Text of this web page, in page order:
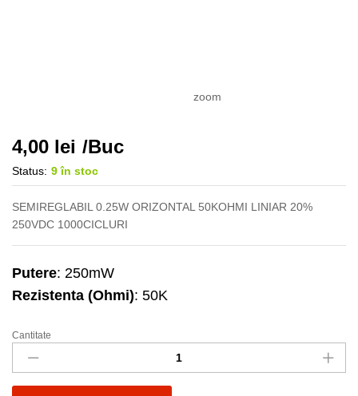
zoom
4,00 lei /Buc
Status: 9 în stoc
SEMIREGLABIL 0.25W ORIZONTAL 50KOHMI LINIAR 20%
250VDC 1000CICLURI
Putere: 250mW
Rezistenta (Ohmi): 50K
Semireglabil
50K
oriz
0.25W
Cantitate